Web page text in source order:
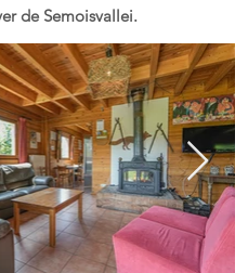
de Semoisvallei.